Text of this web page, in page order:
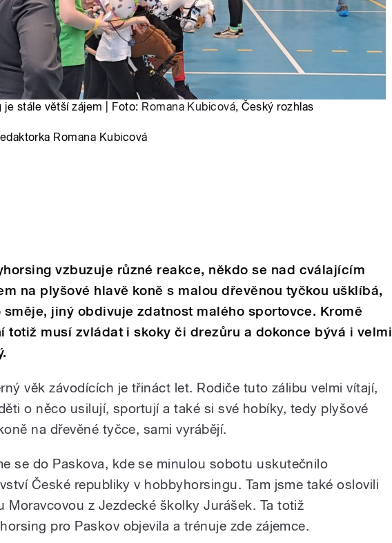
je stále větší zájem | Foto: Romana Kubicová, Český rozhlas
Romana Kubicová
vzbuzuje různé reakce, někdo se nad cválajícím
na plyšové hlavě koně s malou dřevěnou tyčkou ušklíbá,
směje, jiný obdivuje zdatnost malého sportovce. Kromě
totiž musí zvládat i skoky či drezůru a dokonce bývá i velmi
věk závodících je třináct let. Rodiče tuto zálibu velmi vítají,
o něco usilují, sportují a také si své hobíky, tedy plyšové
na dřevěné tyčce, sami vyrábějí.
se do Paskova, kde se minulou sobotu uskutečnilo
České republiky v hobbyhorsingu. Tam jsme také oslovili
Moravcovou z Jezdecké školky Jurášek. Ta totiž
pro Paskov objevila a trénuje zde zájemce.